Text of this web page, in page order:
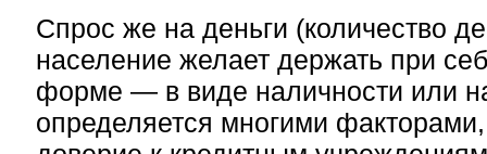
Спрос же на деньги (количество
население желает держать при
форме — в виде наличности или
определяется многими